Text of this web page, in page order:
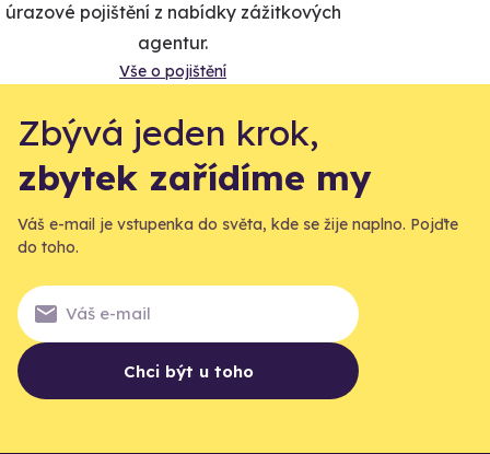
úrazové pojištění z nabídky zážitkových
agentur.
Vše o pojištění
Zbývá jeden krok,
zbytek zařídíme my
Váš e-mail je vstupenka do světa, kde se žije naplno. Pojďte
do toho.
Chci být u toho